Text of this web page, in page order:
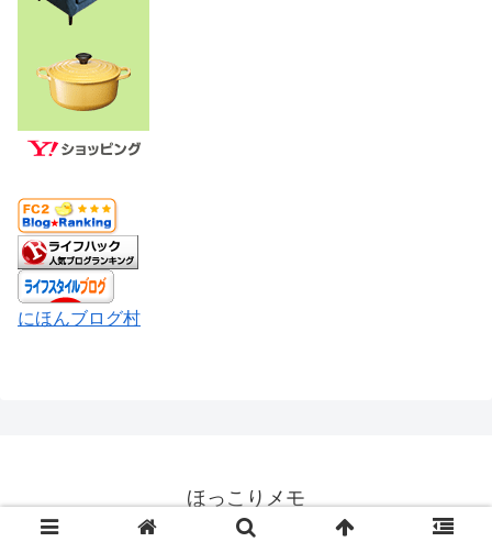
にほんブログ村
ほっこりメモ
© 2026 ほっこりメモ.